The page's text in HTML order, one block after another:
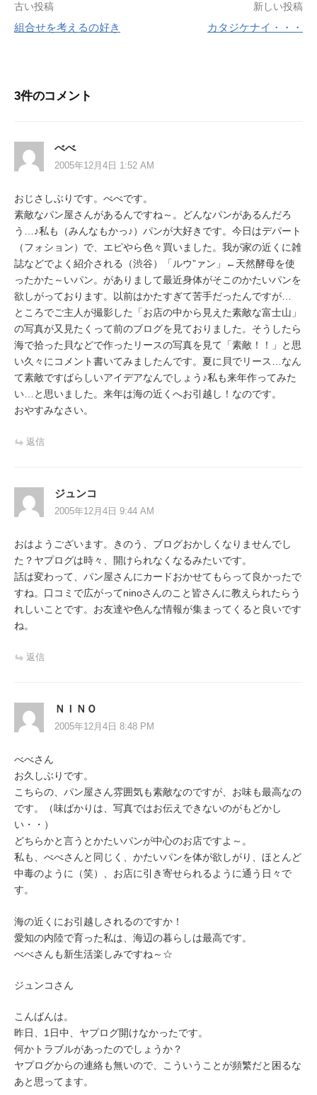
投
稿
ビ
ー
シ
ン
古い投稿
組合せを考えるの好き
新しい投稿
カタジケナイ・・・
3件のコメント
べべ
2005年12月4日 1:52 AM
おじさしぶりです。べべです。
素敵なパン屋さんがあるんですね～。どんなパンがあるんだろ
う…♪私も（みんなもかっ♪）パンが大好きです。今日はデパート
（フォション）で、エピやら色々買いました。我が家の近くに雑
誌などでよく紹介される（渋谷）「ルウ”ァン」←天然酵母を使
ったかた～いパン。がありまして最近身体がそこのかたいパンを
欲しがっております。以前はかたすぎて苦手だったんですが…
ところでご主人が撮影した「お店の中から見えた素敵な富士山」
の写真が又見たくって前のブログを見ておりました。そうしたら
海で拾った貝などで作ったリースの写真を見て「素敵！！」と思
い久々にコメント書いてみましたんです。夏に貝でリース…なん
て素敵ですばらしいアイデアなんでしょう♪私も来年作ってみた
い…と思いました。来年は海の近くへお引越し！なのです。
おやすみなさい。
返信
ジュンコ
2005年12月4日 9:44 AM
おはようございます。きのう、ブログおかしくなりませんでし
た？ヤプログは時々、開けられなくなるみたいです。
話は変わって、パン屋さんにカードおかせてもらって良かったで
すね。口コミで広がってninoさんのこと皆さんに教えられたらう
れしいことです。お友達や色んな情報が集まってくると良いです
ね。
返信
ＮＩＮＯ
2005年12月4日 8:48 PM
べべさん
お久しぶりです。
こちらの、パン屋さん雰囲気も素敵なのですが、お味も最高なの
です。（味ばかりは、写真ではお伝えできないのがもどかし
い・・）
どちらかと言うとかたいパンが中心のお店ですよ～。
私も、べべさんと同じく、かたいパンを体が欲しがり、ほとんど
中毒のように（笑）、お店に引き寄せられるように通う日々で
す。
海の近くにお引越しされるのですか！
愛知の内陸で育った私は、海辺の暮らしは最高です。
べべさんも新生活楽しみですね～☆
ジュンコさん
こんばんは。
昨日、1日中、ヤプログ開けなかったです。
何かトラブルがあったのでしょうか？
ヤプログからの連絡も無いので、こういうことが頻繁だと困るな
あと思ってます。